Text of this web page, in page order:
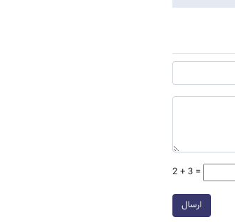
2 + 3 =
ارسال